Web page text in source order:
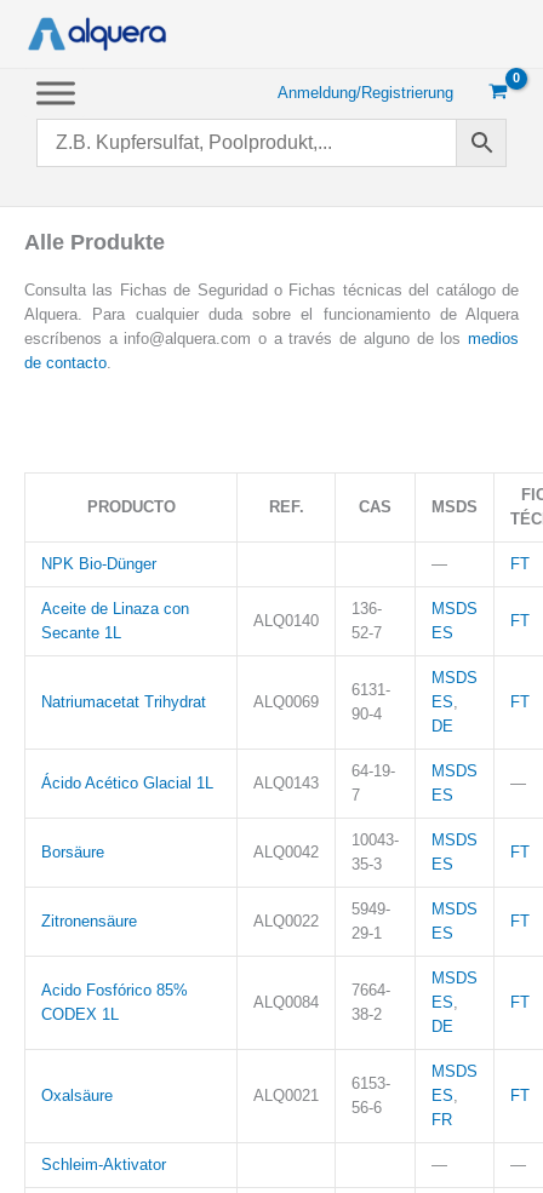
Inhalt
Anmeldung/Registrierung
Alle Produkte
Consulta las Fichas de Seguridad o Fichas técnicas del catálogo de
Alquera. Para cualquier duda sobre el funcionamiento de Alquera
escríbenos a info@alquera.com o a través de alguno de los medios
de contacto.
PRODUCTO REF. CAS MSDS
NPK Bio-Dünger — FT
Aceite de Linaza con
Secante 1L
ALQ0140
136-
52-7
MSDS
ES
FT
Natriumacetat Trihydrat ALQ0069
6131-
90-4
MSDS
ES,
DE
FT
Ácido Acético Glacial 1L ALQ0143
64-19-
7
MSDS
ES
—
Borsäure ALQ0042
10043-
35-3
MSDS
ES
FT
Zitronensäure ALQ0022
5949-
29-1
MSDS
ES
FT
Acido Fosfórico 85%
CODEX 1L
ALQ0084
7664-
38-2
MSDS
ES,
DE
FT
Oxalsäure ALQ0021
6153-
56-6
MSDS
ES,
FR
FT
Schleim-Aktivator — —